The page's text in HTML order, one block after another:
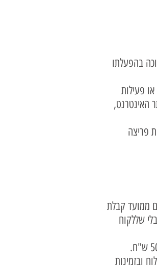
בהפעלתו
פעילות
האינטרנט,
פריצה
האשראי. במידה ולא הוסדר האישור הנ"ל בתוך 5 ימי עסקים ממועד קבלת
שללקוח
ובזמינות